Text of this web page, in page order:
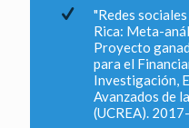
"Redes
Rica: Meta-
Proyecto
para el
Investigación,
Avanzados de
(UCREA).